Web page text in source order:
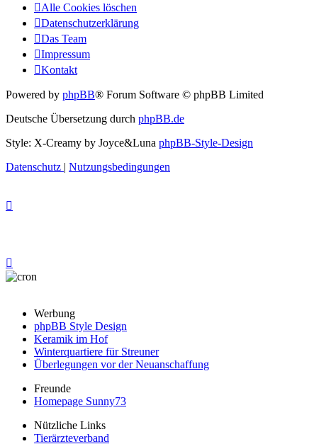
Alle Cookies löschen
Datenschutzerklärung
Das Team
Impressum
Kontakt
Powered by phpBB® Forum Software © phpBB Limited
Deutsche Übersetzung durch phpBB.de
Style: X-Creamy by Joyce&Luna phpBB-Style-Design
Datenschutz | Nutzungsbedingungen
Werbung
phpBB Style Design
Keramik im Hof
Winterquartiere für Streuner
Überlegungen vor der Neuanschaffung
Freunde
Homepage Sunny73
Nützliche Links
Tierärzteverband